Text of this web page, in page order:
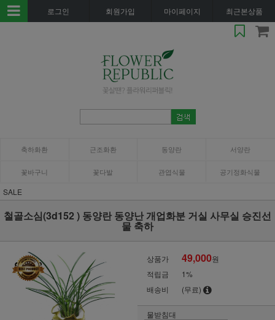
로그인 회원가입 마이페이지 최근본상품
축하화환 근조화환 동양란 서양란
꽃바구니 꽃다발 관엽식물 공기정화식물
SALE
철골소심(3d152 ) 동양란 동양난 개업화분 거실 사무실 승진선
물 축하
상품가 49,000원
적립금
1%
배송비
(무료)
물받침대